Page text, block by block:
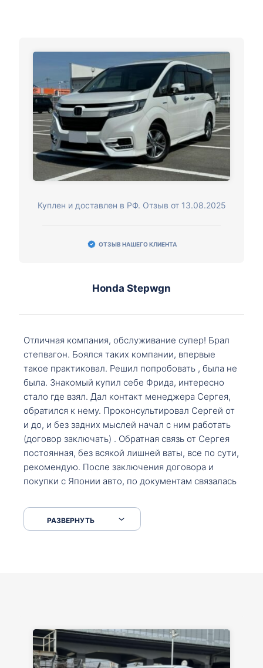
Куплен и доставлен в РФ. Отзыв от 13.08.2025
ОТЗЫВ НАШЕГО КЛИЕНТА
Honda Stepwgn
Отличная компания, обслуживание супер! Брал
степвагон. Боялся таких компании, впервые
такое практиковал. Решил попробовать , была не
была. Знакомый купил себе Фрида, интересно
стало где взял. Дал контакт менеджера Сергея,
обратился к нему. Проконсультировал Сергей от
и до, и без задних мыслей начал с ним работать
(договор заключать) . Обратная связь от Сергея
постоянная, без всякой лишней ваты, все по сути,
рекомендую. После заключения договора и
покупки с Японии авто, по документам связалась
что заполнить, куда зайти, образцы и т.д. После
приехал за авто. Меня тепло встретили Сергей с
РАЗВЕРНУТЬ